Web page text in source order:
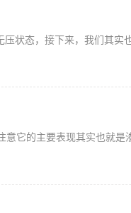
状态，接下来，我们其
它的主要表现其实也就